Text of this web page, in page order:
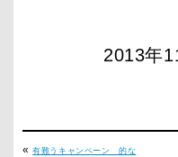
2013年
«有難うキャンペーン 的な